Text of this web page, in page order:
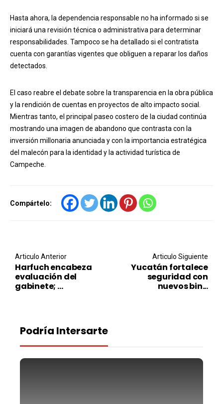
Hasta ahora, la dependencia responsable no ha informado si se
iniciará una revisión técnica o administrativa para determinar
responsabilidades. Tampoco se ha detallado si el contratista
cuenta con garantías vigentes que obliguen a reparar los daños
detectados.
El caso reabre el debate sobre la transparencia en la obra pública
y la rendición de cuentas en proyectos de alto impacto social.
Mientras tanto, el principal paseo costero de la ciudad continúa
mostrando una imagen de abandono que contrasta con la
inversión millonaria anunciada y con la importancia estratégica
del malecón para la identidad y la actividad turística de
Campeche.
Compártelo:
Post navigation
Articulo Anterior
Harfuch encabeza
evaluación del
gabinete; ...
Articulo Siguiente
Yucatán fortalece
seguridad con
nuevos bin...
Podría Intersarte